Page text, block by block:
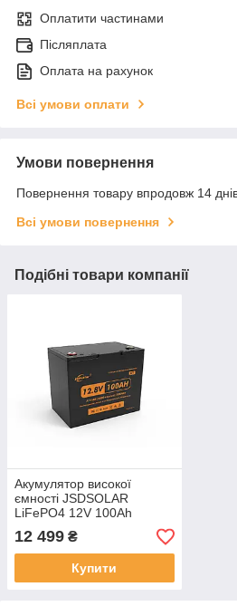
Оплатити частинами
Післяплата
Оплата на рахунок
Всі умови оплати
Умови повернення
Повернення товару впродовж 14
Всі умови повернення
Подібні товари компанії
Акумулятор високої
ємності JSDSOLAR
LiFePO4 12V 100Ah
Bluetooth
12 499 ₴
Купити